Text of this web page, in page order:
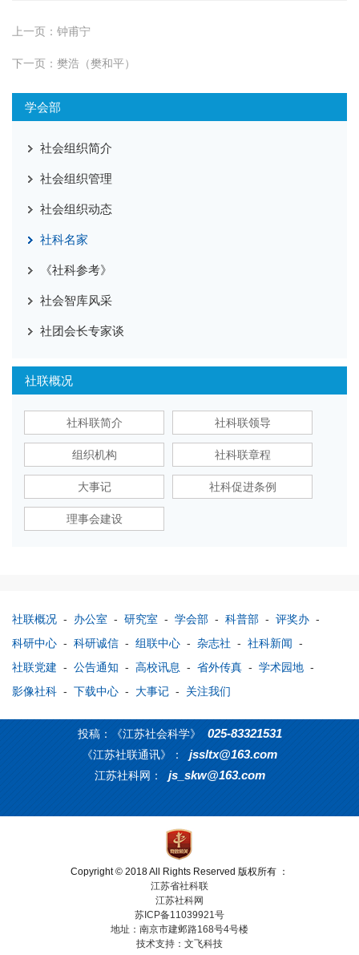
上一页： 钟甫宁
下一页： 樊浩（樊和平）
学会部
社会组织简介
社会组织管理
社会组织动态
社科名家
《社科参考》
社会智库风采
社团会长专家谈
社联概况
社科联简介 社科联领导
组织机构 社科联章程
大事记 社科促进条例
理事会建设
社联概况 - 办公室 - 研究室 - 学会部 - 科普部 - 评奖办 -
科研中心 - 科研诚信 - 组联中心 - 杂志社 - 社科新闻 -
社联党建 - 公告通知 - 高校讯息 - 省外传真 - 学术园地 -
影像社科 - 下载中心 - 大事记 - 关注我们
投稿：《江苏社会科学》 025-83321531
《江苏社联通讯》： jssltx@163.com
江苏社科网： js_skw@163.com
Copyright © 2018 All Rights Reserved 版权所有 ：
江苏省社科联
江苏社科网
苏ICP备11039921号
地址：南京市建邺路168号4号楼
技术支持：文飞科技